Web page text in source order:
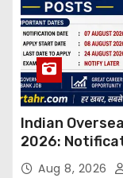
Indian
2026:
OnlineAug 8, 2026